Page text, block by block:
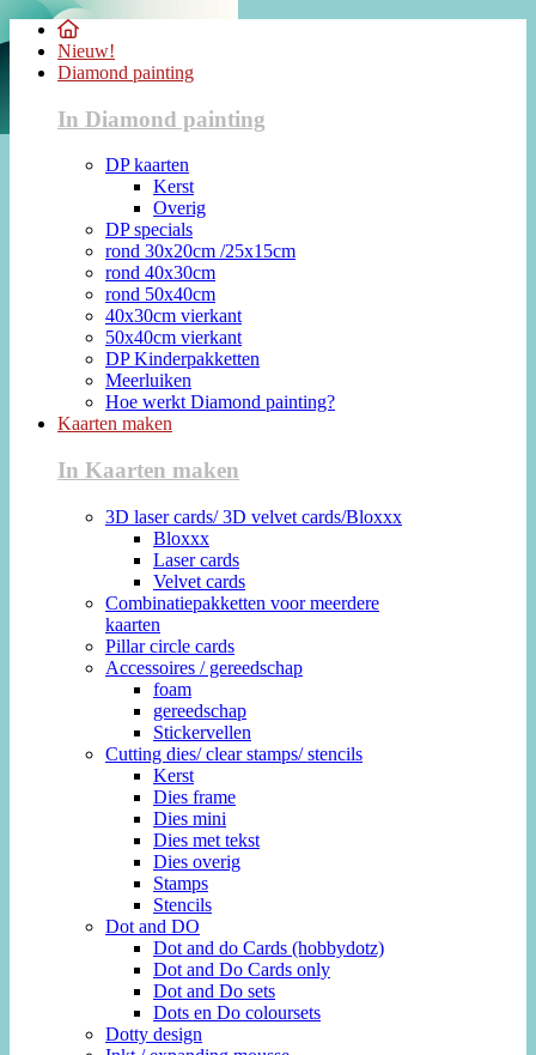
Nieuw!
Diamond painting
In Diamond painting
DP kaarten
Kerst
Overig
DP specials
rond 30x20cm /25x15cm
rond 40x30cm
rond 50x40cm
40x30cm vierkant
50x40cm vierkant
DP Kinderpakketten
Meerluiken
Hoe werkt Diamond painting?
Kaarten maken
In Kaarten maken
3D laser cards/ 3D velvet cards/Bloxxx
Bloxxx
Laser cards
Velvet cards
Combinatiepakketten voor meerdere
kaarten
Pillar circle cards
Accessoires / gereedschap
foam
gereedschap
Stickervellen
Cutting dies/ clear stamps/ stencils
Kerst
Dies frame
Dies mini
Dies met tekst
Dies overig
Stamps
Stencils
Dot and DO
Dot and do Cards (hobbydotz)
Dot and Do Cards only
Dot and Do sets
Dots en Do coloursets
Dotty design